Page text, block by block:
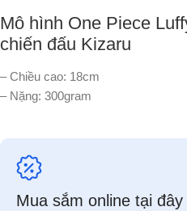
Mô hình One Piece
chiến đấu Kizaru
– Chiều cao: 18cm
– Nặng: 300gram
Mua sắm online tại đây